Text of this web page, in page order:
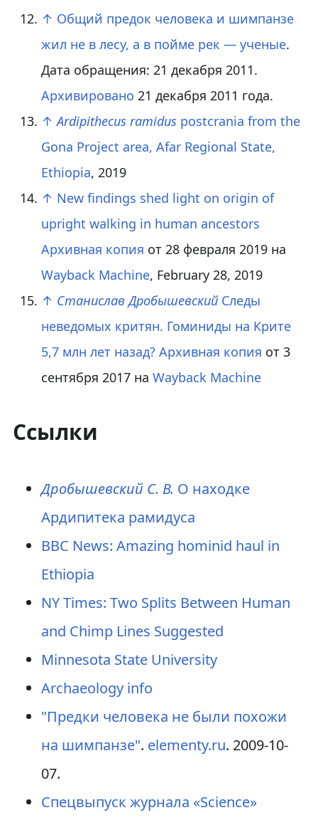
↑ Общий предок человека и шимпанзе
жил не в лесу, а в пойме рек — ученые.
Дата обращения: 21 декабря 2011.
Архивировано 21 декабря 2011 года.
↑ Ardipithecus ramiduspostcrania from the
Gona Project area, Afar Regional State,
Ethiopia, 2019
↑ New findings shed light on origin of
upright walking in human ancestors
Архивная копия от 28 февраля 2019 на
Wayback Machine, February 28, 2019
↑ Станислав Дробышевский Следы
неведомых критян. Гоминиды на Крите
5,7 млн лет назад? Архивная копия от 3
сентября 2017 на Wayback Machine
Ссылки
Дробышевский С. В. О находке
Ардипитека рамидуса
BBC News: Amazing hominid haul in
Ethiopia
NY Times: Two Splits Between Human
and Chimp Lines Suggested
Minnesota State University
Archaeology info
"Предки человека не были похожи
на шимпанзе". elementy.ru. 2009-10-
07.
Спецвыпуск журнала «Science»